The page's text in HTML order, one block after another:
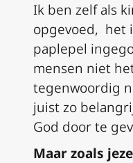
Ik ben zelf als
opgevoed, het
paplepel
mensen niet
tegenwoordig
juistzo
God door te
Maar zoals